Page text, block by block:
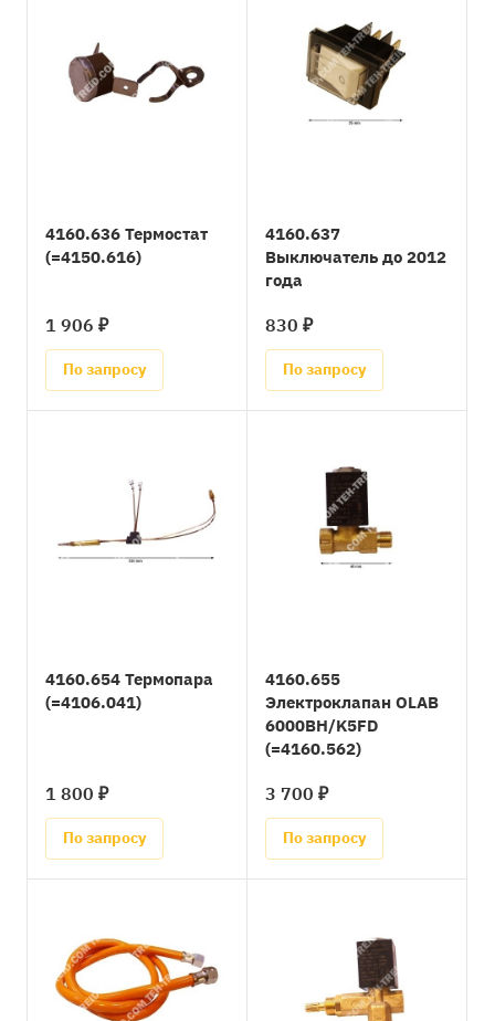
4160.636 Термостат
(=4150.616)
1 906 ₽
По запросу
4160.637
Выключатель до 2012
года
830 ₽
По запросу
4160.654 Термопара
(=4106.041)
1 800 ₽
По запросу
4160.655
Электроклапан OLAB
6000BH/K5FD
(=4160.562)
3 700 ₽
По запросу